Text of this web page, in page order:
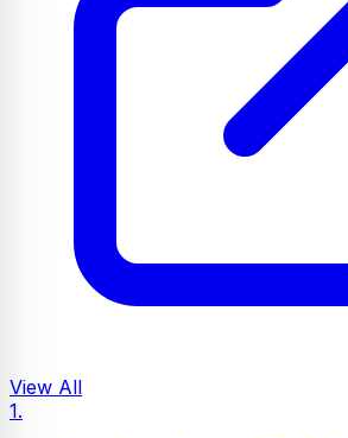
View All
1.